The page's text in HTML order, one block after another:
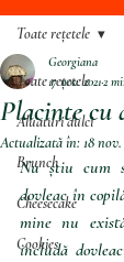
Toate rețetele
Aluaturi dulci
Brunch
Cheesecake
Cookies
Toate rețetele
Placinte cu
Georgiana
17 nov. 20212
Actualizată în:18 nov.
Nu știu cum
dovleac în
mine nu
includă